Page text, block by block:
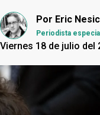
Por Eric
Periodista
Viernes 18 de julio del